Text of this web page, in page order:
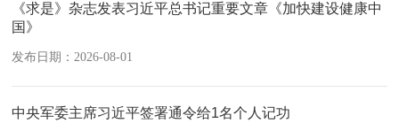
《求是》杂志发表习近平总书记重要文章《加快建设健康中
国》
发布日期：2026-08-01
中央军委主席习近平签署通令给1名个人记功